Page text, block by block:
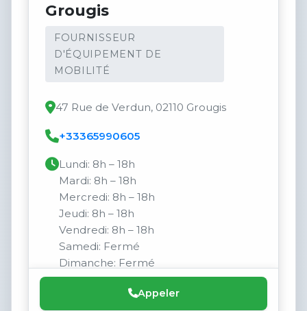
Grougis
FOURNISSEUR
D'ÉQUIPEMENT DE
MOBILITÉ
47 Rue de Verdun, 02110 Grougis
+33365990605
Lundi: 8h – 18h
Mardi: 8h – 18h
Mercredi: 8h – 18h
Jeudi: 8h – 18h
Vendredi: 8h – 18h
Samedi: Fermé
Dimanche: Fermé
Appeler